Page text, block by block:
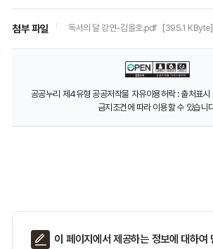
첨부 파일 독서의 달 강연-김을호.pdf [395.1 KByte]
공공누리 제4유형 공공저작물 자유이용허락 : 출처표
금지조건에 따라 이용할 수 있습니
페
이 페이지에서 제공하는 정보에 대하여